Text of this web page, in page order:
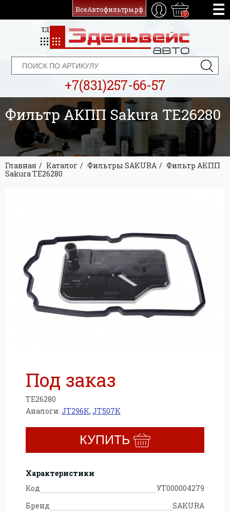
ВсеАвтофильтры.рф
0
+7(831)257-66-57
Фильтр АКПП Sakura TE26280
Главная Каталог Фильтры SAKURA
Фильтр АКПП
Sakura TE26280
Под заказ
TE26280
Аналоги: JT296K, JT507K
КУПИТЬ
Характеристики
Код
УТ000004279
Бренд
SAKURA